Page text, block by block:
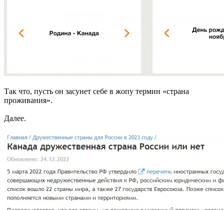
Так что, пусть он засунет себе в жопу термин «страна
проживания».
Далее.